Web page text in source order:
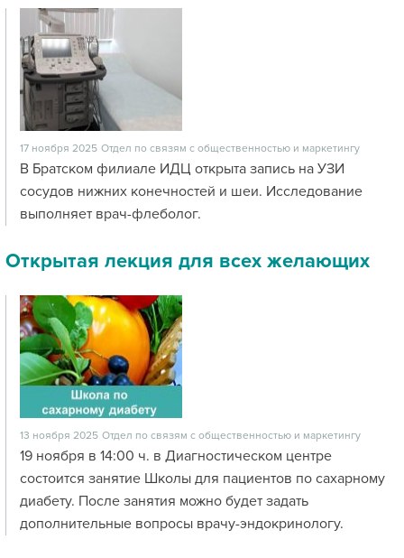
17 ноября 2025 Отдел по связям с общественностью и маркетингу
В Братском филиале ИДЦ открыта запись на УЗИ
сосудов нижних конечностей и шеи. Исследование
выполняет врач-флеболог.
Открытая лекция для всех желающих
13 ноября 2025 Отдел по связям с общественностью и маркетингу
19 ноября в 14:00 ч. в Диагностическом центре
состоится занятие Школы для пациентов по сахарному
диабету. После занятия можно будет задать
дополнительные вопросы врачу-эндокринологу.